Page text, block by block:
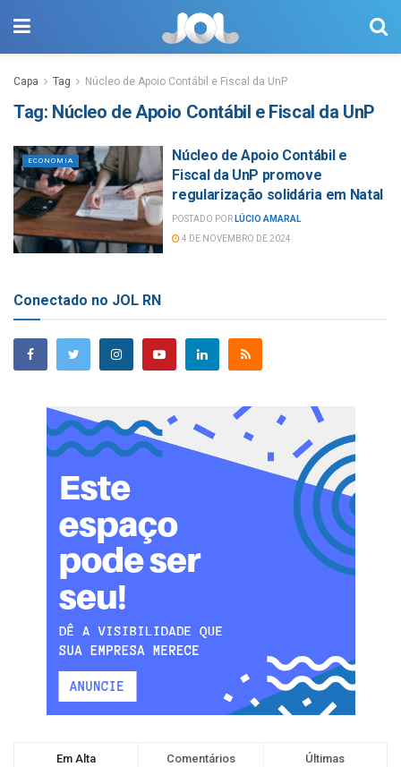
Capa Tag Núcleo de Apoio Contábil e Fiscal da UnP
Tag: Núcleo de Apoio Contábil e Fiscal da UnP
ECONOMIA
Núcleo de Apoio Contábil e
Fiscal da UnP promove
regularização solidária em Natal
POSTADO POR LÚCIO AMARAL
4 DE NOVEMBRO DE 2024
Conectado no JOL RN
Em Alta Comentários Últimas